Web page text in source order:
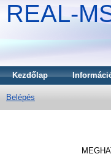
REAL-
Kezdőlap
Belépés